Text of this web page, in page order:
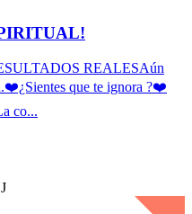
REALESAún
que te ignora ?❤️
co...